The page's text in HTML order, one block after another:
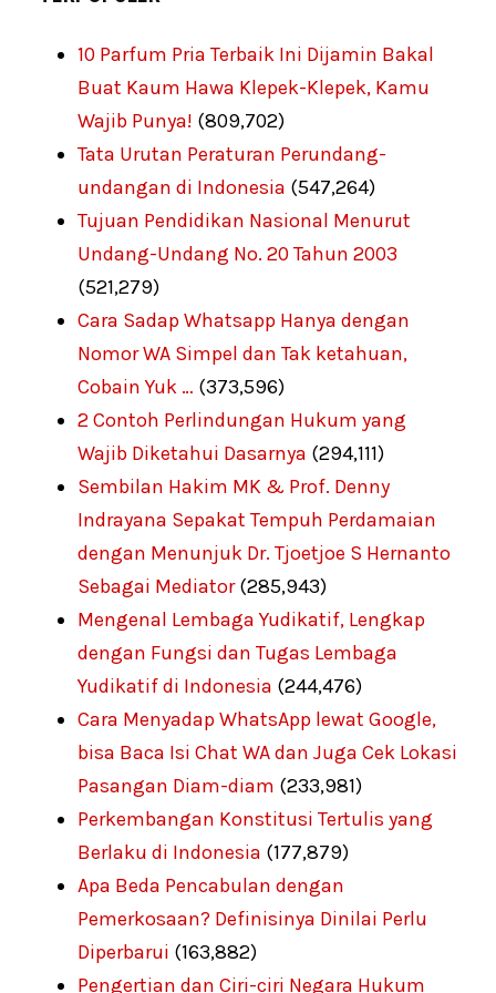
10 Parfum Pria Terbaik Ini Dijamin Bakal
Buat Kaum Hawa Klepek-Klepek, Kamu
Wajib Punya! (809,702)
Tata Urutan Peraturan Perundang-
undangan di Indonesia (547,264)
Tujuan Pendidikan Nasional Menurut
Undang-Undang No. 20 Tahun 2003
(521,279)
Cara Sadap Whatsapp Hanya dengan
Nomor WA Simpel dan Tak ketahuan,
Cobain Yuk … (373,596)
2 Contoh Perlindungan Hukum yang
Wajib Diketahui Dasarnya (294,111)
Sembilan Hakim MK & Prof. Denny
Indrayana Sepakat Tempuh Perdamaian
dengan Menunjuk Dr. Tjoetjoe S Hernanto
Sebagai Mediator (285,943)
Mengenal Lembaga Yudikatif, Lengkap
dengan Fungsi dan Tugas Lembaga
Yudikatif di Indonesia (244,476)
Cara Menyadap WhatsApp lewat Google,
bisa Baca Isi Chat WA dan Juga Cek Lokasi
Pasangan Diam-diam (233,981)
Perkembangan Konstitusi Tertulis yang
Berlaku di Indonesia (177,879)
Apa Beda Pencabulan dengan
Pemerkosaan? Definisinya Dinilai Perlu
Diperbarui (163,882)
Pengertian dan Ciri-ciri Negara Hukum